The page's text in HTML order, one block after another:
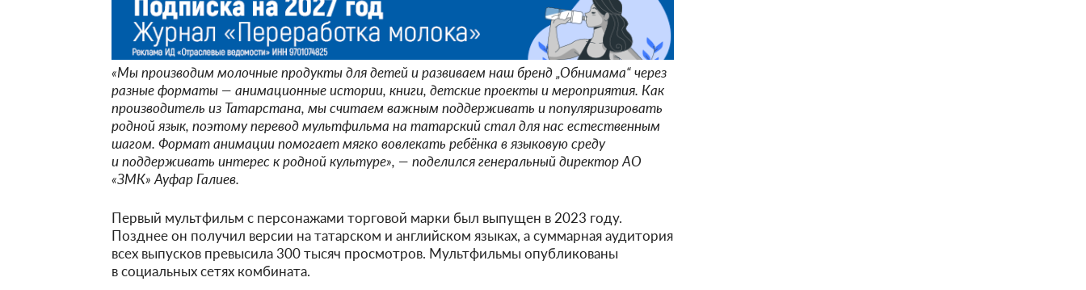
«Мы производим молочные продукты для детей и развиваем наш бренд „Обнимама“ через
разные форматы — анимационные истории, книги, детские проекты и мероприятия. Как
производитель из Татарстана, мы считаем важным поддерживать и популяризировать
родной язык, поэтому перевод мультфильма на татарский стал для нас естественным
шагом. Формат анимации помогает мягко вовлекать ребёнка в языковую среду
и поддерживать интерес к родной культуре», — поделился генеральный директор АО
«ЗМК» Ауфар Галиев.
Первый мультфильм с персонажами торговой марки был выпущен в 2023 году.
Позднее он получил версии на татарском и английском языках, а суммарная аудитория
всех выпусков превысила 300 тысяч просмотров. Мультфильмы опубликованы
в социальных сетях комбината.